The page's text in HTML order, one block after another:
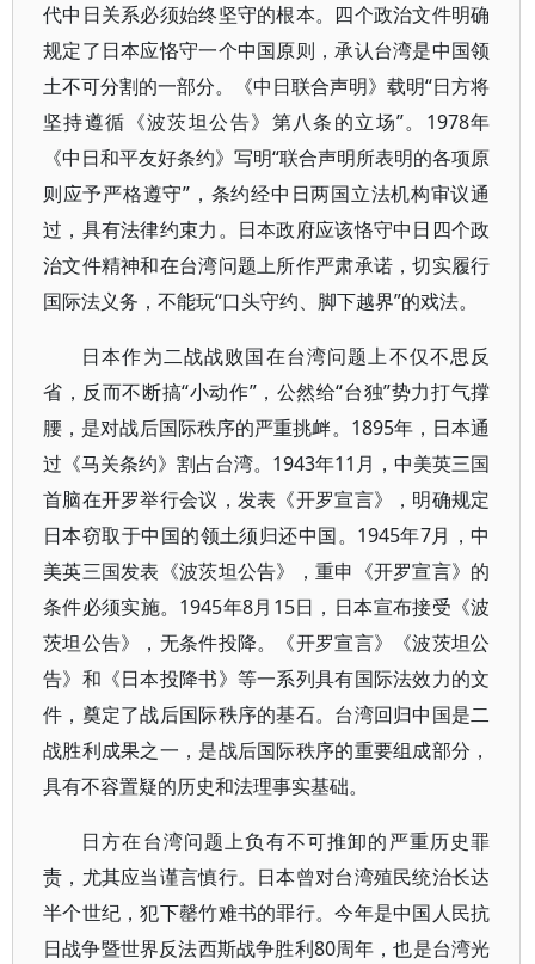
代中日关系必须始终坚守的根本。四个政治文件明确
规定了日本应恪守一个中国原则，承认台湾是中国领
土不可分割的一部分。《中日联合声明》载明“日方将
坚持遵循《波茨坦公告》第八条的立场”。1978年
《中日和平友好条约》写明“联合声明所表明的各项原
则应予严格遵守”，条约经中日两国立法机构审议通
过，具有法律约束力。日本政府应该恪守中日四个政
治文件精神和在台湾问题上所作严肃承诺，切实履行
国际法义务，不能玩“口头守约、脚下越界”的戏法。
日本作为二战战败国在台湾问题上不仅不思反
省，反而不断搞“小动作”，公然给“台独”势力打气撑
腰，是对战后国际秩序的严重挑衅。1895年，日本通
过《马关条约》割占台湾。1943年11月，中美英三国
首脑在开罗举行会议，发表《开罗宣言》，明确规定
日本窃取于中国的领土须归还中国。1945年7月，中
美英三国发表《波茨坦公告》，重申《开罗宣言》的
条件必须实施。1945年8月15日，日本宣布接受《波
茨坦公告》，无条件投降。《开罗宣言》《波茨坦公
告》和《日本投降书》等一系列具有国际法效力的文
件，奠定了战后国际秩序的基石。台湾回归中国是二
战胜利成果之一，是战后国际秩序的重要组成部分，
具有不容置疑的历史和法理事实基础。
日方在台湾问题上负有不可推卸的严重历史罪
责，尤其应当谨言慎行。日本曾对台湾殖民统治长达
半个世纪，犯下罄竹难书的罪行。今年是中国人民抗
日战争暨世界反法西斯战争胜利80周年，也是台湾光